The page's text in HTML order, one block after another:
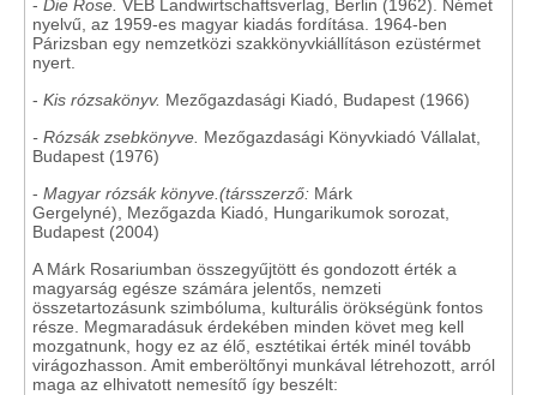
- Die Rose. VEB Landwirtschaftsverlag, Berlin (1962). Német
nyelvű, az 1959-es magyar kiadás fordítása. 1964-ben
Párizsban egy nemzetközi szakkönyvkiállításon ezüstérmet
nyert.
- Kis rózsakönyv. Mezőgazdasági Kiadó, Budapest (1966)
- Rózsák zsebkönyve. Mezőgazdasági Könyvkiadó Vállalat,
Budapest (1976)
- Magyar rózsák könyve.(társszerző: Márk
Gergelyné), Mezőgazda Kiadó, Hungarikumok sorozat,
Budapest (2004)
A Márk Rosariumban összegyűjtött és gondozott érték a
magyarság egésze számára jelentős, nemzeti
összetartozásunk szimbóluma, kulturális örökségünk fontos
része. Megmaradásuk érdekében minden követ meg kell
mozgatnunk, hogy ez az élő, esztétikai érték minél tovább
virágozhasson. Amit emberöltőnyi munkával létrehozott, arról
maga az elhivatott nemesítő így beszélt: